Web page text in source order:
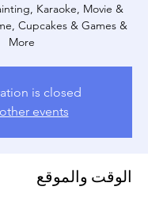
Karaoke, Movie &
Cupcakes & Games &
More
is closed
events
الوقت والموقع